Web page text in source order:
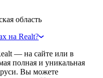
область
на Realt?
— на сайте или в
полная и уникальная
Вы можете